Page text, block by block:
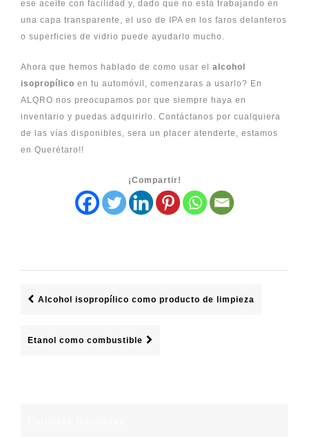
ese aceite con facilidad y, dado que no está trabajando en
una capa transparente, el uso de IPA en los faros delanteros
o superficies de vidrio puede ayudarlo mucho.
Ahora que hemos hablado de como usar el alcohol
isopropílico en tu automóvil, comenzaras a usarlo? En
ALQRO nos preocupamos por que siempre haya en
inventario y puedas adquirirlo. Contáctanos por cualquiera
de las vías disponibles, sera un placer atenderte, estamos
en Querétaro!!
¡Compartir!
Alcohol isopropílico como producto de limpieza
Etanol como combustible